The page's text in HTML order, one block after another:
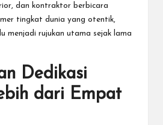
dan kontraktor berbicara
tingkat dunia yang otentik,
menjadi rujukan utama sejak lama
Dedikasi
dari Empat